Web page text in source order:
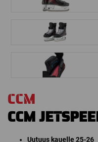
CCM
CCM
Uutuus kauelle 25-26